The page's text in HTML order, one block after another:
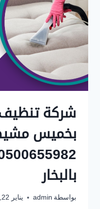
شركة
بخميس
بالبخار
بواسطة admin يناير 22, 2024